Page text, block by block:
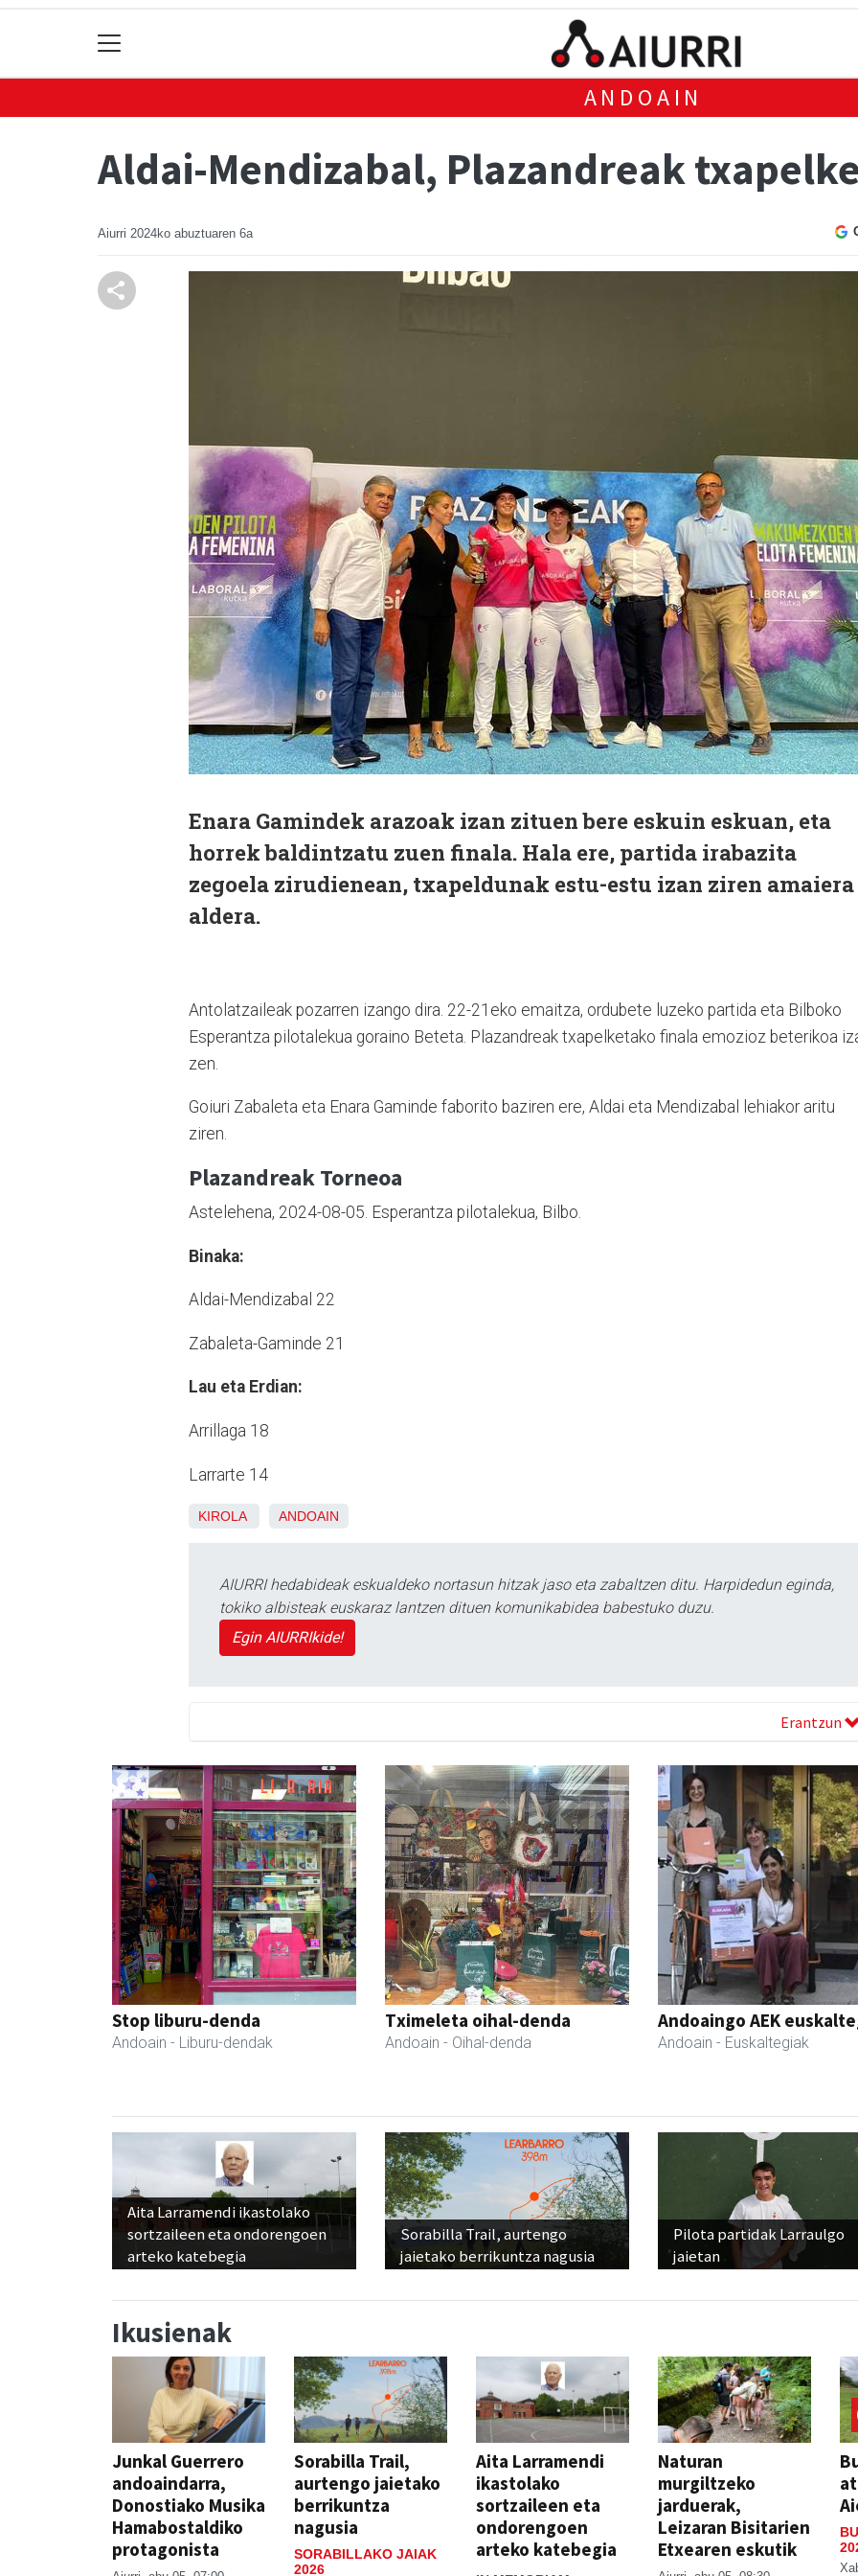
ANDOAIN
Aldai-Mendizabal, Plazandreak
Aiurri 2024ko abuztuaren 6a
Enara Gamindek arazoak izan zituen bere eskuin eskuan, eta
horrek baldintzatu zuen finala. Hala ere, partida irabazita
zegoela zirudienean, txapeldunak estu-estu izan ziren amaiera
aldera.
Antolatzaileak pozarren izango dira. 22-21eko emaitza, ordubete luzeko partida eta Bilboko
Esperantza pilotalekua goraino Beteta. Plazandreak txapelketako finala emozioz beterikoa
zen.
Goiuri Zabaleta eta Enara Gaminde faborito baziren ere, Aldai eta Mendizabal lehiakor aritu
ziren.
Plazandreak Torneoa
Astelehena, 2024-08-05. Esperantza pilotalekua, Bilbo.
Binaka:
Aldai-Mendizabal 22
Zabaleta-Gaminde 21
Lau eta Erdian:
Arrillaga 18
Larrarte 14
KIROLA ANDOAIN
AIURRI hedabideak eskualdeko nortasun hitzak jaso eta zabaltzen ditu. Harpidedun eginda,
tokiko albisteak euskaraz lantzen dituen komunikabidea babestuko duzu.
Egin AIURRIkide!
Erantzun
Stop liburu-denda
Andoain - Liburu-dendak
Tximeleta oihal-denda
Andoain - Oihal-denda
Andoaingo AEK
Andoain - Euskaltegiak
Aita Larramendi ikastolako
sortzaileen eta ondorengoen
arteko katebegia
Sorabilla Trail, aurtengo
jaietako berrikuntza nagusia
Pilota partidak Larraulgo
jaietan
Ikusienak
Junkal Guerrero
andoaindarra,
Donostiako Musika
Hamabostaldiko
protagonista
Sorabilla Trail,
aurtengo jaietako
berrikuntza
nagusia
SORABILLAKO JAIAK
2026
Aita Larramendi
ikastolako
sortzaileen eta
ondorengoen
arteko katebegia
Naturan
murgiltzeko
jarduerak,
Leizaran Bisitarien
Etxearen eskutik